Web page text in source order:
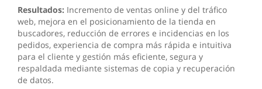
Resultados: Incremento de ventas online y del tráfico
web, mejora en el posicionamiento de la tienda en
buscadores, reducción de errores e incidencias en los
pedidos, experiencia de compra más rápida e intuitiva
para el cliente y gestión más eficiente, segura y
respaldada mediante sistemas de copia y recuperación
de datos.